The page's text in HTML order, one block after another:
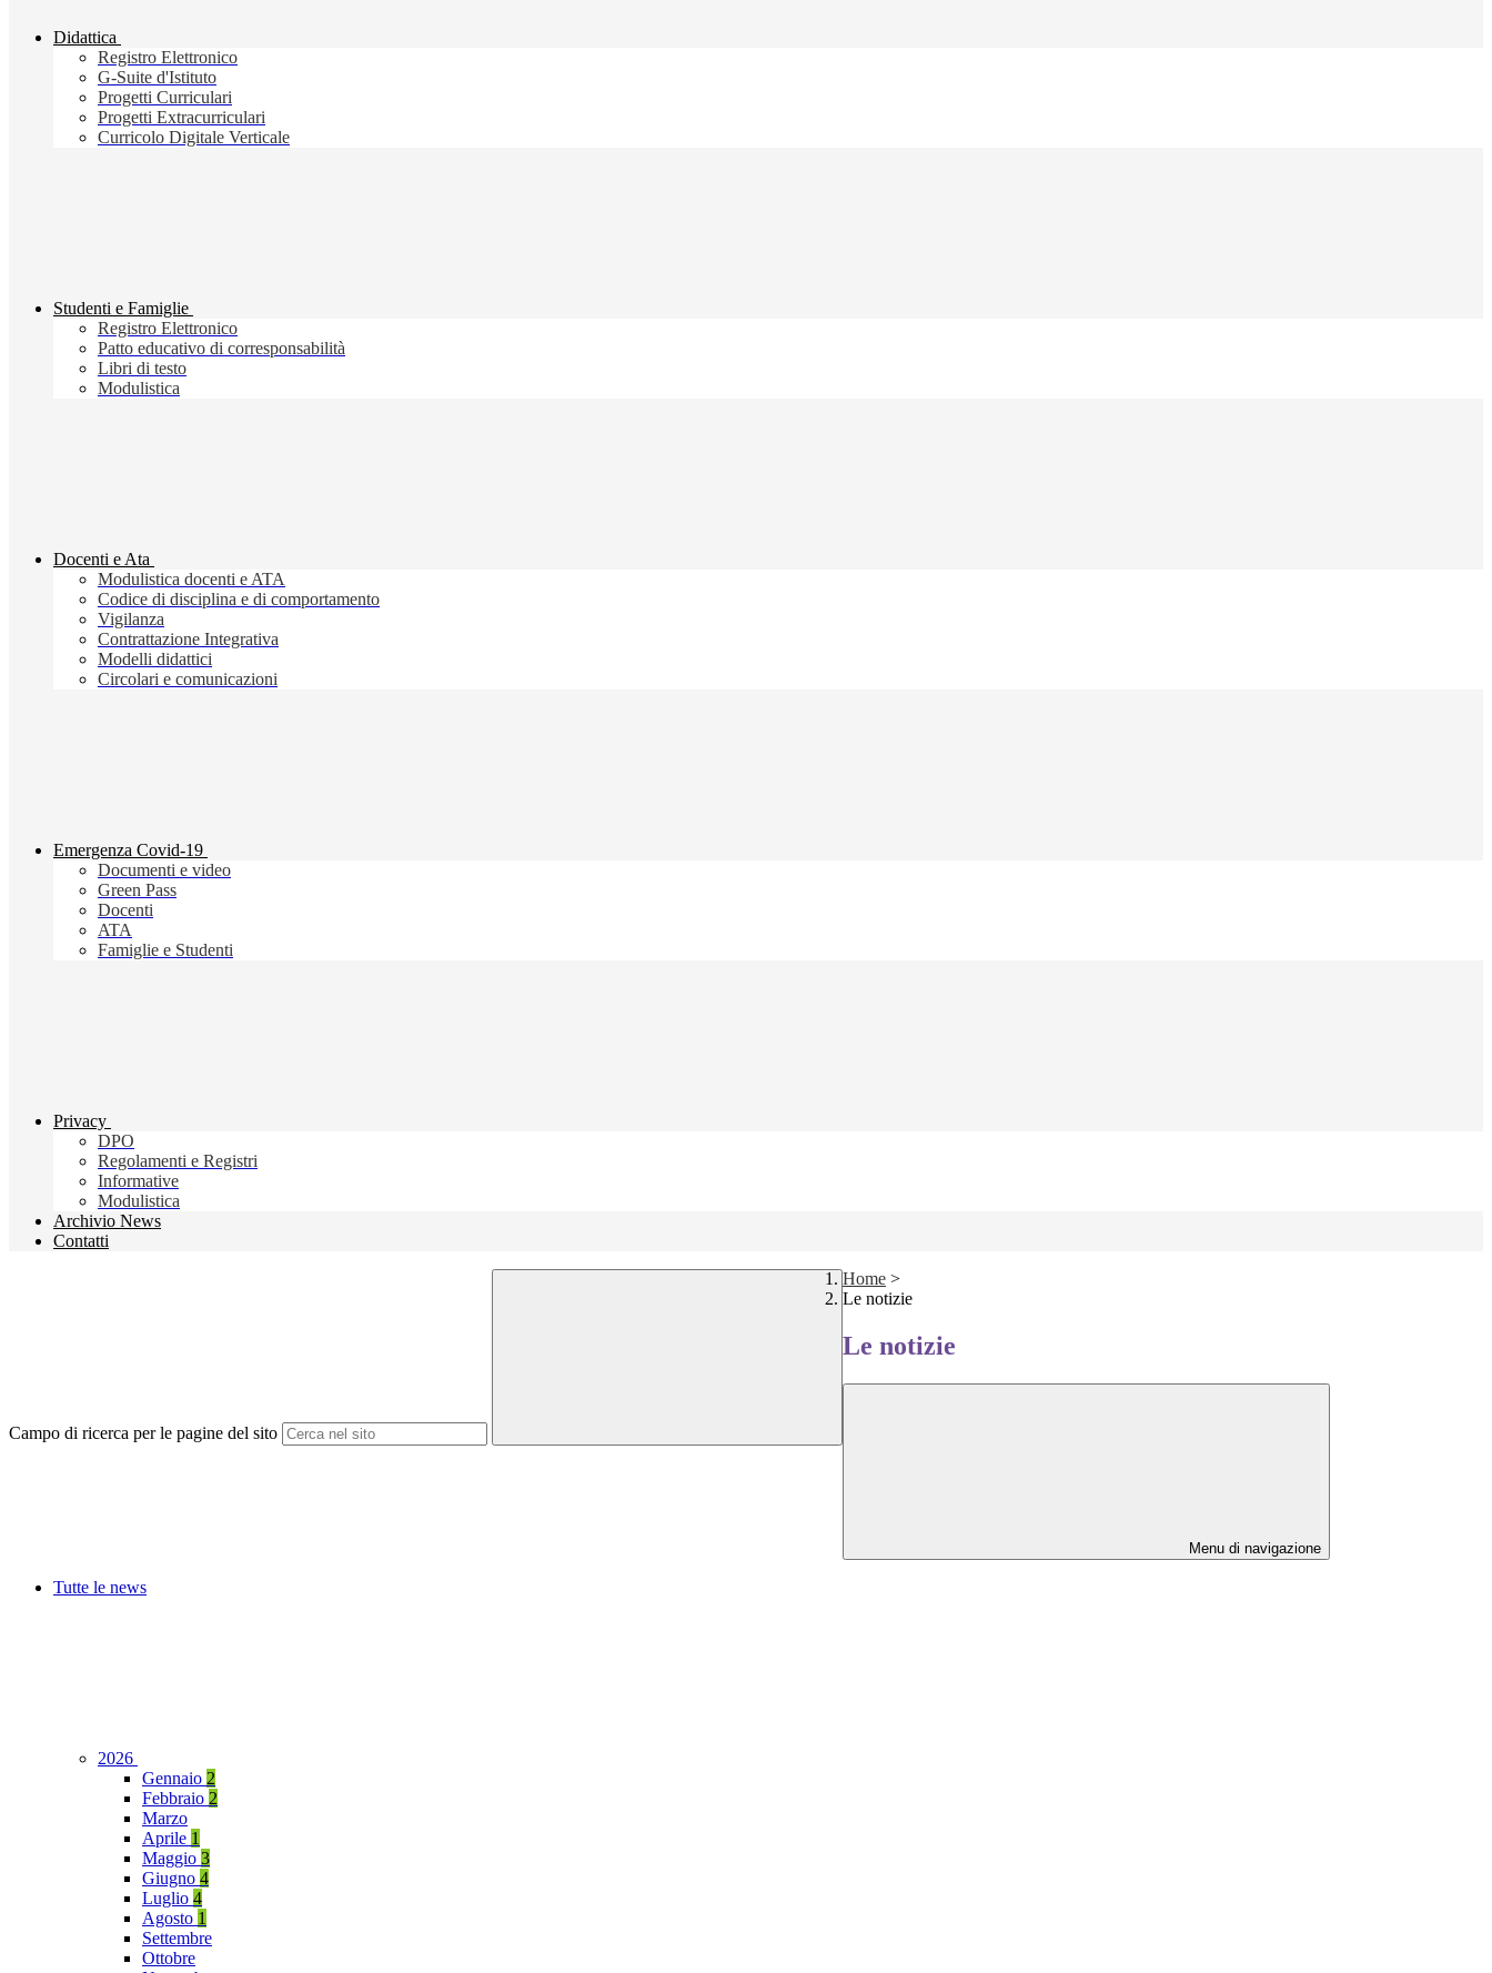
Didattica
Registro Elettronico
G-Suite d'Istituto
Progetti Curriculari
Progetti Extracurriculari
Curricolo Digitale Verticale
Studenti e Famiglie
Registro Elettronico
Patto educativo di corresponsabilità
Libri di testo
Modulistica
Docenti e Ata
Modulistica docenti e ATA
Codice di disciplina e di comportamento
Vigilanza
Contrattazione Integrativa
Modelli didattici
Circolari e comunicazioni
Emergenza Covid-19
Documenti e video
Green Pass
Docenti
ATA
Famiglie e Studenti
Privacy
DPO
Regolamenti e Registri
Informative
Modulistica
Archivio News
Contatti
Campo di ricerca per le pagine del sito
Home >
Le notizie
Le notizie
Menu di navigazione
Tutte le news
2026
Gennaio 2
Febbraio 2
Marzo
Aprile 1
Maggio 3
Giugno 4
Luglio 4
Agosto 1
Settembre
Ottobre